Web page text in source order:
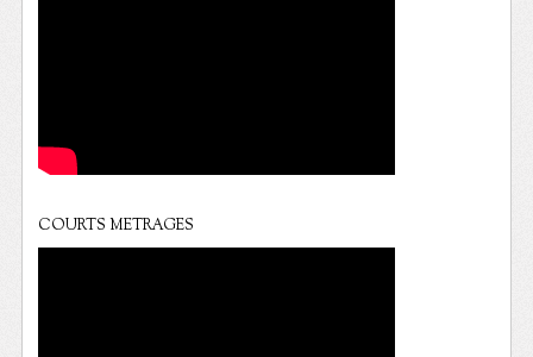
COURTS METRAGES